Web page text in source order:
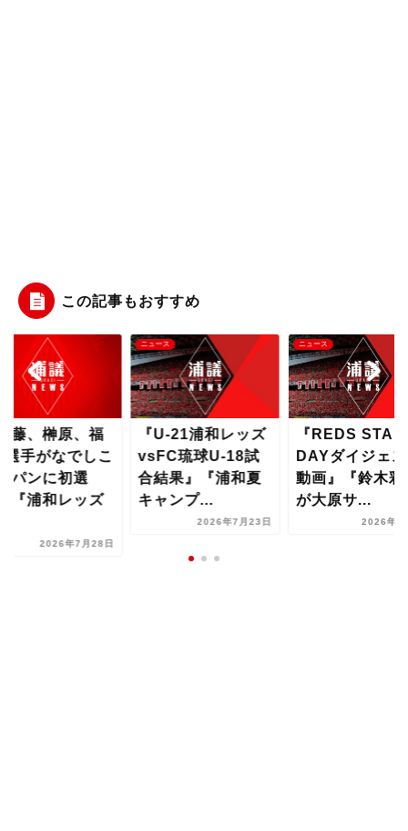
この記事もおすすめ
藤、榊原、福
選手がなでしこ
パンに初選
『浦和レッズ
2026年7月28日
ニュース
『U-21浦和レッズ
vsFC琉球U-18試
合結果』『浦和夏
キャンプ...
2026年7月23日
ニュース
『REDS
DAYダイジェ
動画』『鈴木彩
が大原サ...
2026年7